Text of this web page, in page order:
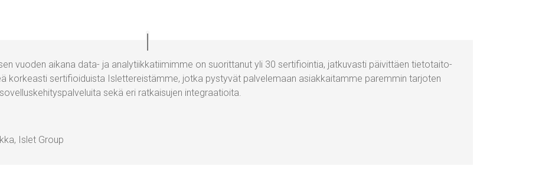
vuo­den aika­na data- ja ana­ly­tiik­ka­tii­mim­me on suo­rit­ta­nutyli 30 ser­ti­fioin­tia, jat­ku­vas­ti päi­vit­täen tie­to­tai­to­
kor­keas­ti ser­ti­fioi­duista Islet­tereis­täm­me, jotka pysty­vät pal­ve­le­maan asiak­kai­tam­me parem­mintar­jo­ten
sekä eri rat­kai­su­jen integraatioita.
, Islet Group